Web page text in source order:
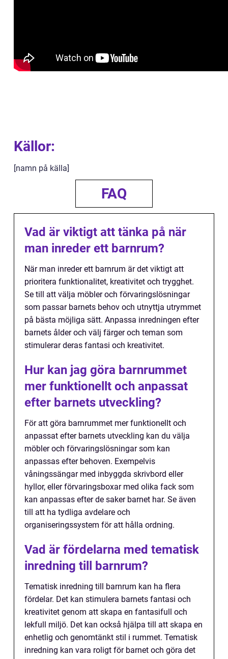
Källor:
[namn på källa]
FAQ
Vad är viktigt att tänka på när
man inreder ett barnrum?
När man inreder ett barnrum är det viktigt att
prioritera funktionalitet, kreativitet och trygghet.
Se till att välja möbler och förvaringslösningar
som passar barnets behov och utnyttja utrymmet
på bästa möjliga sätt. Anpassa inredningen efter
barnets ålder och välj färger och teman som
stimulerar deras fantasi och kreativitet.
Hur kan jag göra barnrummet
mer funktionellt och anpassat
efter barnets utveckling?
För att göra barnrummet mer funktionellt och
anpassat efter barnets utveckling kan du välja
möbler och förvaringslösningar som kan
anpassas efter behoven. Exempelvis
våningssängar med inbyggda skrivbord eller
hyllor, eller förvaringsboxar med olika fack som
kan anpassas efter de saker barnet har. Se även
till att ha tydliga avdelare och
organiseringssystem för att hålla ordning.
Vad är fördelarna med tematisk
inredning till barnrum?
Tematisk inredning till barnrum kan ha flera
fördelar. Det kan stimulera barnets fantasi och
kreativitet genom att skapa en fantasifull och
lekfull miljö. Det kan också hjälpa till att skapa en
enhetlig och genomtänkt stil i rummet. Tematisk
inredning kan vara roligt för barnet och göra det